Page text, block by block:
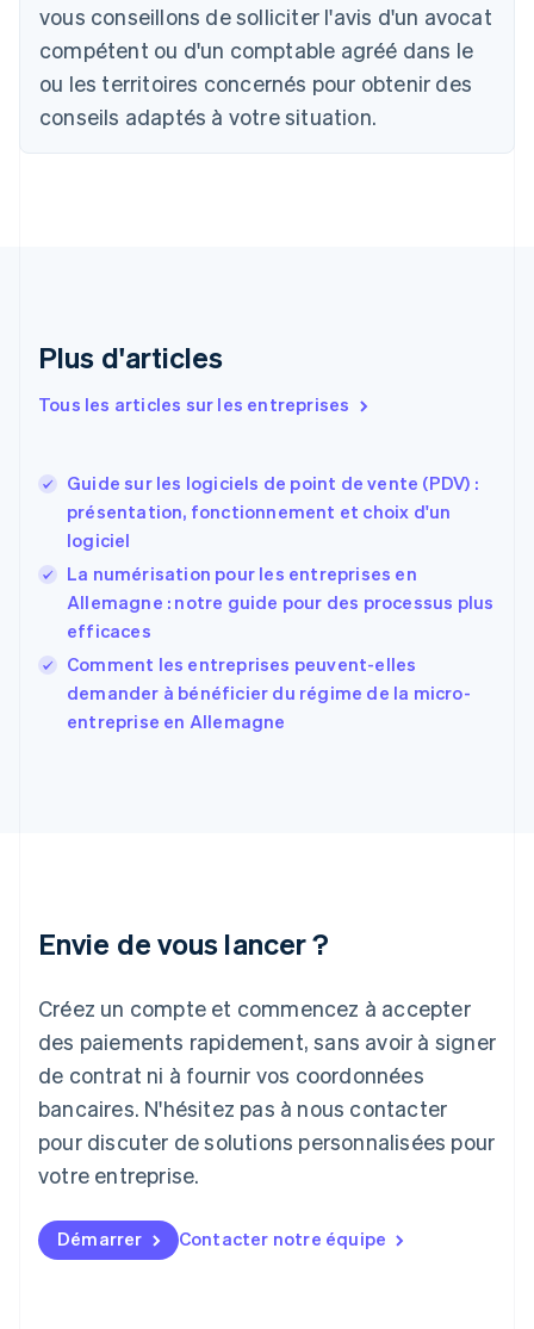
vous conseillons de solliciter l'avis d'un avocat
compétent ou d'un comptable agréé dans le
ou les territoires concernés pour obtenir des
conseils adaptés à votre situation.
Plus d'articles
Tous les articles sur les entreprises
Guide sur les logiciels de point de vente (PDV) :
présentation, fonctionnement et choix d'un
logiciel
La numérisation pour les entreprises en
Allemagne : notre guide pour des processus plus
efficaces
Comment les entreprises peuvent-elles
demander à bénéficier du régime de la micro-
entreprise en Allemagne
Envie de vous lancer ?
Créez un compte et commencez à accepter
des paiements rapidement, sans avoir à signer
de contrat ni à fournir vos coordonnées
bancaires. N'hésitez pas à nous contacter
pour discuter de solutions personnalisées pour
votre entreprise.
Démarrer Contacter notre équipe
NederlandsFrançaisDeutsch English
Português English
Bulgarie
English
Canada
EnglishFrançais
English
Émirats arabes unis
Estonie
États-Unis
EnglishEspañol
Finlande
English
France
FrançaisEnglish
Gibraltar
English
Grèce
English
Japon
Lettonie
English
Liechtenstein
DeutschEnglish
Lituanie
Luxembourg
FrançaisDeutschEnglish
English简体中文
Malte